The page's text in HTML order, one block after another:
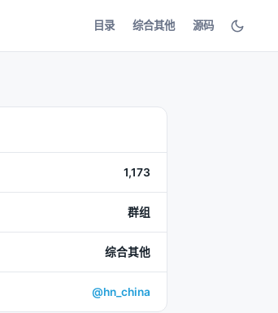
目录 综合其他 源码
1,173
群组
综合其他
@hn_china